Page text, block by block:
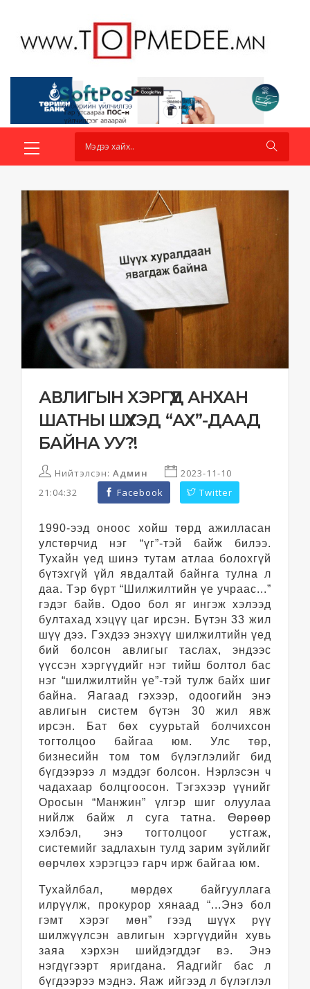
АВЛИГЫН ХЭРГҮҮД АНХАН
ШАТНЫ ШҮҮХЭД “АХ”-ДААД
БАЙНА УУ?!
Нийтэлсэн: Админ
2023-11-10
21:04:32
Facebook Twitter
1990-ээд оноос хойш төрд ажилласан
улстөрчид нэг “үг”-тэй байж билээ.
Тухайн үед шинэ тутам атлаа болохгүй
бүтэхгүй үйл явдалтай байнга тулна л
даа. Тэр бүрт “Шилжилтийн үе учраас...”
гэдэг байв. Одоо бол яг ингэж хэлээд
бултахад хэцүү цаг ирсэн. Бүтэн 33 жил
шүү дээ. Гэхдээ энэхүү шилжилтийн үед
бий болсон авлигыг таслах, эндээс
үүссэн хэргүүдийг нэг тийш болтол бас
нэг “шилжилтийн үе”-тэй тулж байх шиг
байна. Яагаад гэхээр, одоогийн энэ
авлигын систем бүтэн 30 жил явж
ирсэн. Бат бөх суурьтай болчихсон
тогтолцоо байгаа юм. Улс төр,
бизнесийн том том бүлэглэлийг бид
бүгдээрээ л мэддэг болсон. Нэрлэсэн ч
чадахаар болцгоосон. Тэгэхээр үүнийг
Оросын “Манжин” үлгэр шиг олуулаа
нийлж байж л суга татна. Өөрөөр
хэлбэл, энэ тогтолцоог устгаж,
системийг задлахын тулд зарим зүйлийг
өөрчлөх хэрэгцээ гарч ирж байгаа юм.
Тухайлбал, мөрдөх байгууллага
илрүүлж, прокурор хянаад “...Энэ бол
гэмт хэрэг мөн” гээд шүүх рүү
шилжүүлсэн авлигын хэргүүдийн хувь
заяа хэрхэн шийдэгддэг вэ. Энэ
нэгдүгээрт яригдана. Яадгийг бас л
бүгдээрээ мэднэ. Яаж ийгээд л бүлэглэл